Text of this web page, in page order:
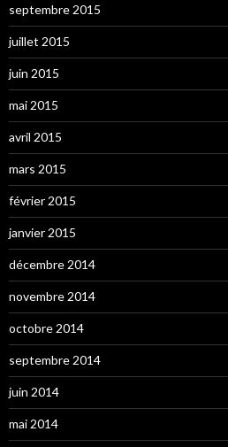
septembre 2015
juillet 2015
juin 2015
mai 2015
avril 2015
mars 2015
février 2015
janvier 2015
décembre 2014
novembre 2014
octobre 2014
septembre 2014
juin 2014
mai 2014